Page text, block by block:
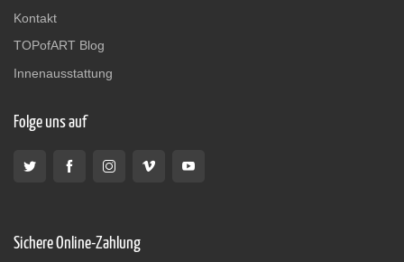
Kontakt
TOPofART Blog
Innenausstattung
Folge uns auf
Sichere Online-Zahlung